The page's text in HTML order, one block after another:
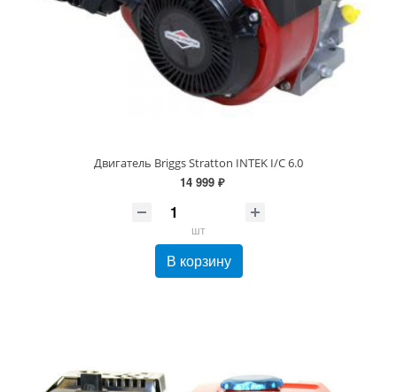
Двигатель Briggs Stratton INTEK I/C 6.0
14 999 ₽
шт
В корзину